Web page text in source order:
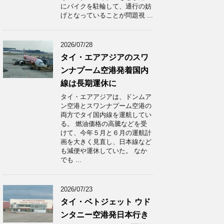
にバイクを駐輪して、通行の妨
げとなっていることが問題視 ...
2026/07/28
タイ・エアアジアのスワ
ンナプーム空港発着国内
線は長期運休に
タイ・エアアジアは、ドンムア
ン空港とスワンナプーム空港の
両方でタイ国内線を運航してい
る。 燃油価格の高騰などを受
けて、今年５月と６月の運航計
画を大きく見直し、日本線など
も減便や運休していた。 なか
でも ...
2026/07/23
タイ・ベトジェット ウド
ンタニー空港発日本行き